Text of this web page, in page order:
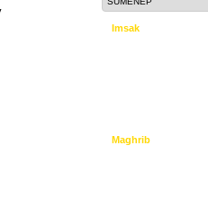
Imsak
Maghrib